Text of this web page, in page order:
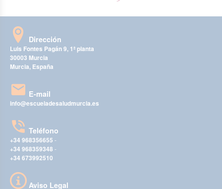
Dirección
Luis Fontes Pagán 9, 1ª planta
30003 Murcia
Murcia, España
E-mail
info@escueladesaludmurcia.es
Teléfono
+34 968356655 -
+34 968359348 -
+34 673992510
Aviso Legal